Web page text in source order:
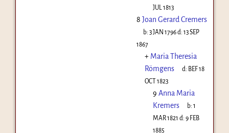
JUL 1813
8 Joan Gerard Cremers
b:3 JAN 1796d:13 SEP
1867
+ Maria Theresia
Römgens
d: BEF 18
OCT 1823
9 Anna Maria
Kremers
b:1
MAR 1821 d: 9 FEB
1885